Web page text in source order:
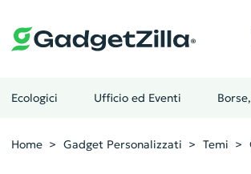
Ecologici Ufficio ed Eventi
Home Gadget Personalizzati Temi